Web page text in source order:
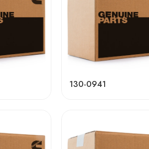
130-0941